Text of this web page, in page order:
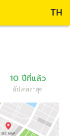
TH
10 ปีที่แล้ว
อัปเดตล่าสุด